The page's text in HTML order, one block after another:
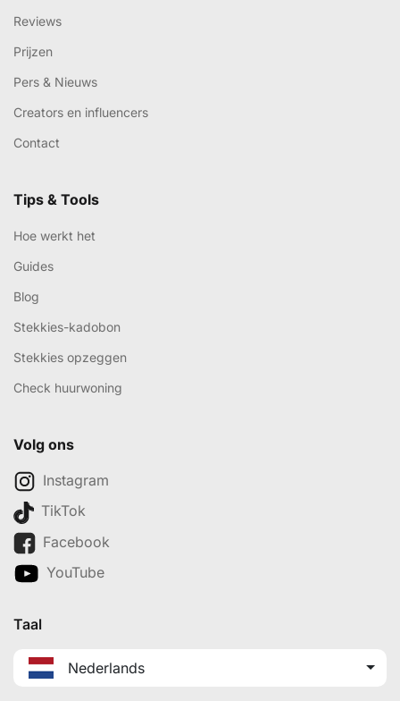
Reviews
Prijzen
Pers & Nieuws
Creators en influencers
Contact
Tips & Tools
Hoe werkt het
Guides
Blog
Stekkies-kadobon
Stekkies opzeggen
Check huurwoning
Volg ons
Instagram
TikTok
Facebook
YouTube
Taal
Nederlands